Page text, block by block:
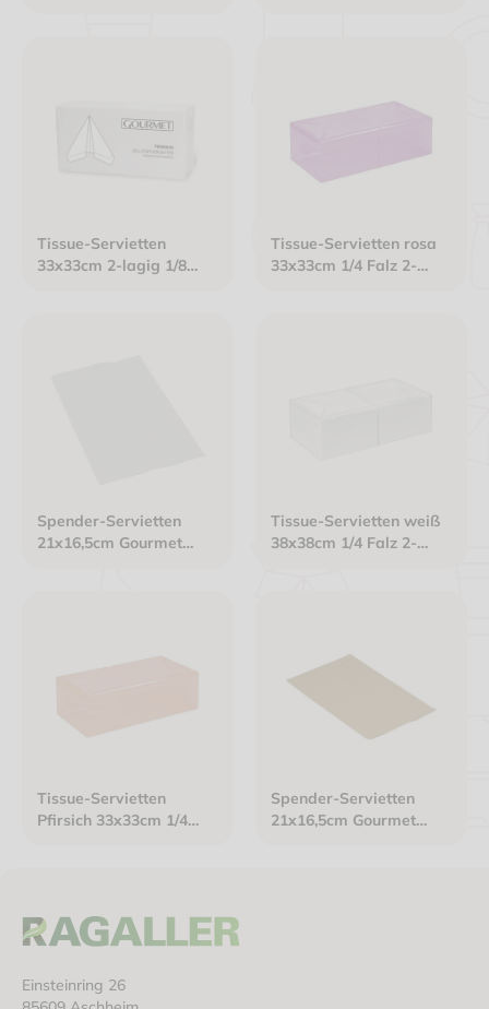
Tissue-Servietten
33x33cm 2-lagig 1/8
Tissue-Servietten rosa
33x33cm 1/4 Falz 2-
Spender-Servietten
21x16,5cm Gourmet
Tissue-Servietten weiß
38x38cm 1/4 Falz 2-
Tissue-Servietten
Pfirsich 33x33cm 1/4
Spender-Servietten
21x16,5cm Gourmet
Einsteinring 26